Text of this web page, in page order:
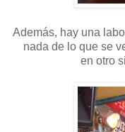
Además, hay una
nada de lo que se
en otro